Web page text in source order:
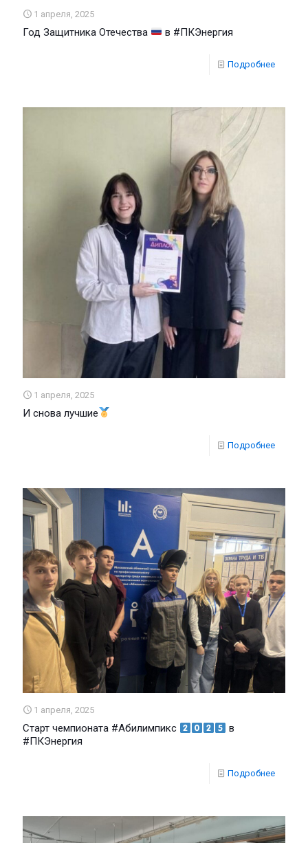
1 апреля, 2025
Год Защитника Отечества в #ПКЭнергия
Подробнее
1 апреля, 2025
И снова лучшие
Подробнее
1 апреля, 2025
Старт чемпионата #Абилимпикс
в
#ПКЭнергия
Подробнее